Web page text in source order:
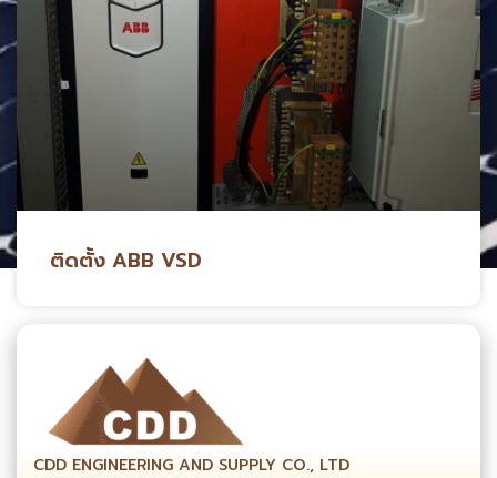
ติดตั้ง ABB VSD
CDD ENGINEERING AND SUPPLY CO., LTD